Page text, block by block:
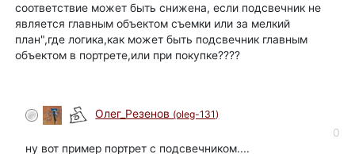
соответствие может быть снижена, если подсвечник не
является главным объектом съемки или за мелкий
план",где логика,как может быть подсвечник главным
объектом в портрете,или при покупке????
Олег_Резенов (oleg-131)
0
ну вот пример портрет с подсвечником....